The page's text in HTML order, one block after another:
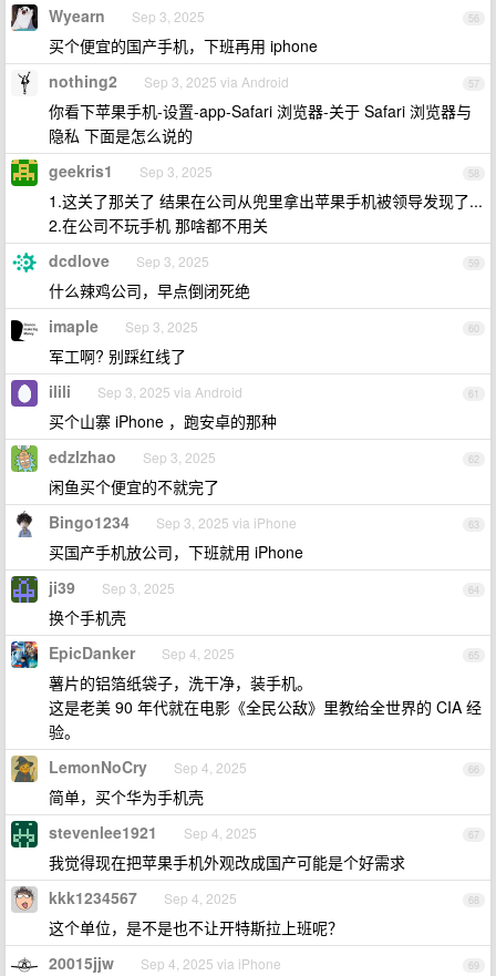
56
Wyearn Sep 3, 2025
买个便宜的国产手机，下班再用 iphone
57
nothing2 Sep 3, 2025 via Android
你看下苹果手机-设置-app-Safari 浏览器-关于 Safari 浏览器与
隐私 下面是怎么说的
58
geekris1 Sep 3, 2025
1.这关了那关了 结果在公司从兜里拿出苹果手机被领导发现了...
2.在公司不玩手机 那啥都不用关
59
dcdlove Sep 3, 2025
什么辣鸡公司，早点倒闭死绝
60
imaple Sep 3, 2025
军工啊? 别踩红线了
61
ilili Sep 3, 2025 via Android
买个山寨 iPhone ，跑安卓的那种
62
edzlzhao Sep 3, 2025
闲鱼买个便宜的不就完了
63
Bingo1234 Sep 3, 2025 via iPhone
买国产手机放公司，下班就用 iPhone
64
ji39 Sep 3, 2025
换个手机壳
65
EpicDanker Sep 4, 2025
薯片的铝箔纸袋子，洗干净，装手机。
这是老美 90 年代就在电影《全民公敌》里教给全世界的 CIA 经
验。
66
LemonNoCry Sep 4, 2025
简单，买个华为手机壳
67
stevenlee1921 Sep 4, 2025
我觉得现在把苹果手机外观改成国产可能是个好需求
68
kkk1234567 Sep 4, 2025
这个单位，是不是也不让开特斯拉上班呢？
69
20015jjw Sep 4, 2025 via iPhone